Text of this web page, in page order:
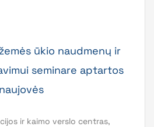
ūkio naudmenų ir
seminare aptartos
ir kaimo verslo centras,